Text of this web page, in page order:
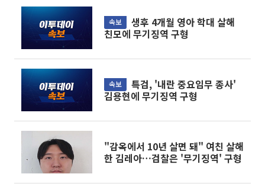
속보
친모에 무기징역 구형
속보
김용현에 무기징역 구형
"감옥에서 10년 살면 돼" 여친 살해
한 김레아…검찰은 '무기징역' 구형